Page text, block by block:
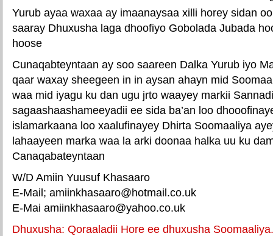
Yurub ayaa waxaa ay imaanaysaa xilli horey sidan
saaray Dhuxusha laga dhoofiyo Gobolada Jubada
hoose
Cunaqabteyntaan ay soo saareen Dalka Yurub iyo
qaar waxay sheegeen in in aysan ahayn mid
waa mid iyagu ku dan ugu jrto waayey markii
sagaashaashameeyadii ee sida ba’an loo
islamarkaana loo xaalufinayey Dhirta Soomaaliya
lahaayeen marka waa la arki doonaa halka uu ku
Canaqabateyntaan
W/D Amiin Yuusuf Khasaaro
E-Mail; amiinkhasaaro@hotmail.co.uk
E-Mai amiinkhasaaro@yahoo.co.uk
Dhuxusha: Qoraaladii Hore ee dhuxusha